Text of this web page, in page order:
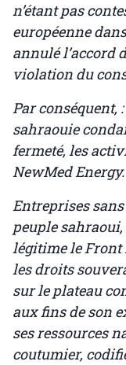
n’étant pas
européenne
annulé l’accord
violation du
Par conséquent,
sahraouie
fermeté, les
NewMed Energy.
Entreprises
peuple
légitime le Front
les droits
sur le plateau
aux fins de son
ses ressources
coutumier,